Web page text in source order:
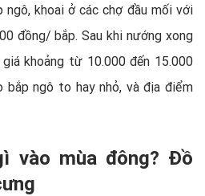
ngô, khoai ở các chợ đầu mối với
đồng/ bắp. Sau khi nướng xong
khoảng từ 10.000 đến 15.000
ngô to hay nhỏ, và địa điểm
vào mùa đông? Đồ